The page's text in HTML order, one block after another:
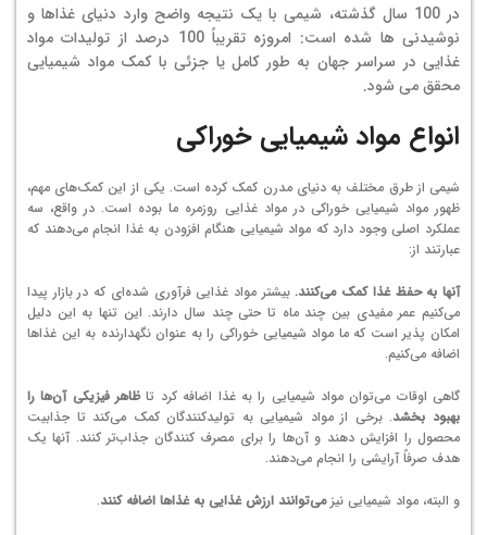
در 100 سال گذشته، شیمی با یک نتیجه واضح وارد دنیای غذاها و
نوشیدنی ها شده است: امروزه تقریباً 100 درصد از تولیدات مواد
غذایی در سراسر جهان به طور کامل یا جزئی با کمک مواد شیمیایی
محقق می شود.
انواع مواد شیمیایی خوراکی
شیمی از طرق مختلف به دنیای مدرن کمک کرده است. یکی از این کمک‌های مهم،
ظهور مواد شیمیایی خوراکی در مواد غذایی روزمره ما بوده است. در واقع، سه
عملکرد اصلی وجود دارد که مواد شیمیایی هنگام افزودن به غذا انجام می‌دهند که
عبارتند از:
آنها به حفظ غذا کمک می‌کنند.بیشتر مواد غذایی فرآوری شده‌ای که در بازار پیدا
می‌کنیم عمر مفیدی بین چند ماه تا حتی چند سال دارند. این تنها به این دلیل
امکان پذیر است که ما مواد شیمیایی خوراکی را به عنوان نگهدارنده به این غذاها
اضافه می‌کنیم.
گاهی اوقات می‌توان مواد شیمیایی را به غذا اضافه کرد تاظاهر فیزیکی آن‌ها را
بهبود بخشد. برخی از مواد شیمیایی به تولیدکنندگان کمک می‌کند تا جذابیت
محصول را افزایش دهند و آن‌ها را برای مصرف کنندگان جذاب‌تر کنند. آنها یک
هدف صرفاً آرایشی را انجام می‌دهند.
و البته، مواد شیمیایی نیزمی‌توانند ارزش غذایی به غذاها اضافه کنند.